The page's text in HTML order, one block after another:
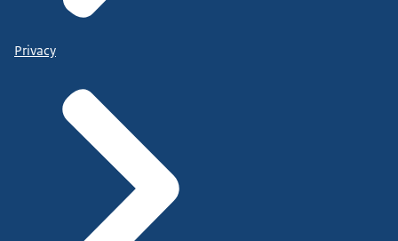
Privacy